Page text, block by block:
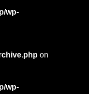
wp-
on
wp-